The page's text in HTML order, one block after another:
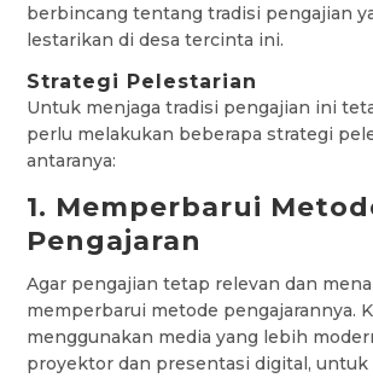
berbincang tentang tradisi pengajian
lestarikan di desa tercinta ini.
Strategi Pelestarian
Untuk menjaga tradisi pengajian ini
perlu melakukan beberapa strategi
antaranya:
1. Memperbarui
Pengajaran
Agar pengajian tetap relevan dan
memperbarui metode pengajarannya.
menggunakan media yang lebih
proyektor dan presentasi digital,